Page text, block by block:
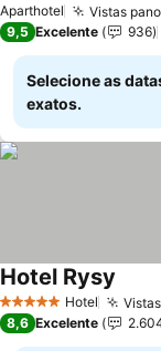
Aparthotel Vistas
9,5 Excelente 936
Selecione as
exatos.
5 Estrelas Hotel
Hotel Rysy
8,6 Excelente